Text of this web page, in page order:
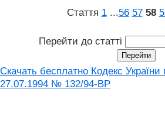
Стаття 1 ...56 57 58
Перейти до статті
Скачать бесплатно Кодекс України
27.07.1994 № 132/94-ВР